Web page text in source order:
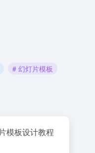
# 幻灯片模板
模板设计教程